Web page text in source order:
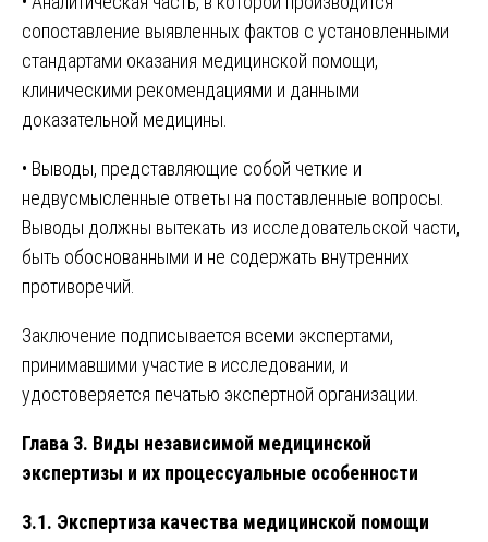
сопоставление выявленных фактов с установленными
стандартами оказания медицинской помощи,
клиническими рекомендациями и данными
доказательной медицины.
• Выводы, представляющие собой четкие и
недвусмысленные ответы на поставленные вопросы.
Выводы должны вытекать из исследовательской части,
быть обоснованными и не содержать внутренних
противоречий.
Заключение подписывается всеми экспертами,
принимавшими участие в исследовании, и
удостоверяется печатью экспертной организации.
Глава 3. Виды независимой медицинской
экспертизы и их процессуальные особенности
3.1. Экспертиза качества медицинской помощи